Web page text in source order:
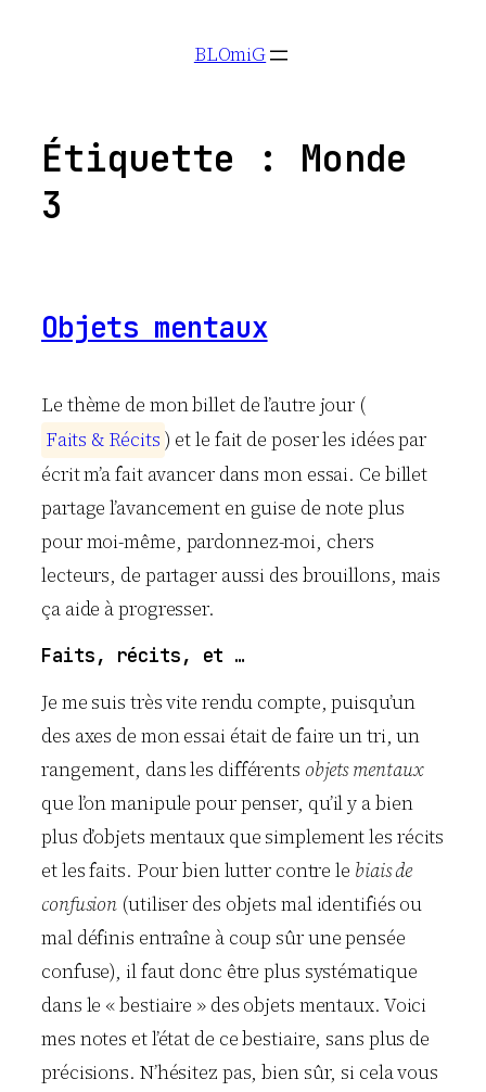
BLOmiG
Étiquette : Monde
3
Objets mentaux
Le thème de mon billet de l’autre jour (
Faits & Récits ) et le fait de poser les idées par
écrit m’a fait avancer dans mon essai. Ce billet
partage l’avancement en guise de note plus
pour moi-même, pardonnez-moi, chers
lecteurs, de partager aussi des brouillons, mais
ça aide à progresser.
Faits, récits, et …
Je me suis très vite rendu compte, puisqu’un
des axes de mon essai était de faire un tri, un
rangement, dans les différents objets mentaux
que l’on manipule pour penser, qu’il y a bien
plus d’objets mentaux que simplement les récits
et les faits. Pour bien lutter contre le biais de
confusion (utiliser des objets mal identifiés ou
mal définis entraîne à coup sûr une pensée
confuse), il faut donc être plus systématique
dans le « bestiaire » des objets mentaux. Voici
mes notes et l’état de ce bestiaire, sans plus de
précisions. N’hésitez pas, bien sûr, si cela vous